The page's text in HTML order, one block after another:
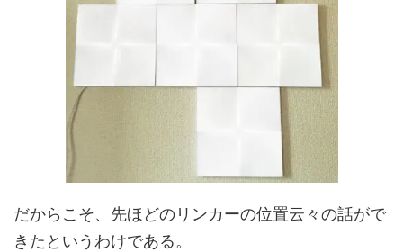
だからこそ、先ほどのリンカーの位置云々の話がで
きたというわけである。